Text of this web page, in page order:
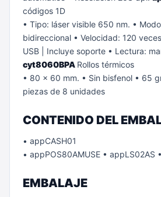
códigos 1D
• Tipo: láser visible 650 nm. •
bidireccional • Velocidad: 120
USB | Incluye soporte • Lectura:
cyt8060BPA Rollos térmicos
• 80 x 60 mm. • Sin bisfenol • 65
piezas de 8 unidades
CONTENIDO DEL
• appCASH01
• appPOS80AMUSE • appLS02AS
EMBALAJE